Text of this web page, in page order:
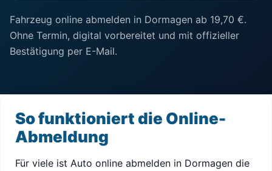
Fahrzeug online abmelden in Dormagen ab 19,70 €.
Ohne Termin, digital vorbereitet und mit offizieller
Bestätigung per E-Mail.
So funktioniert die Online-
Abmeldung
Für viele ist Auto online abmelden in Dormagen die